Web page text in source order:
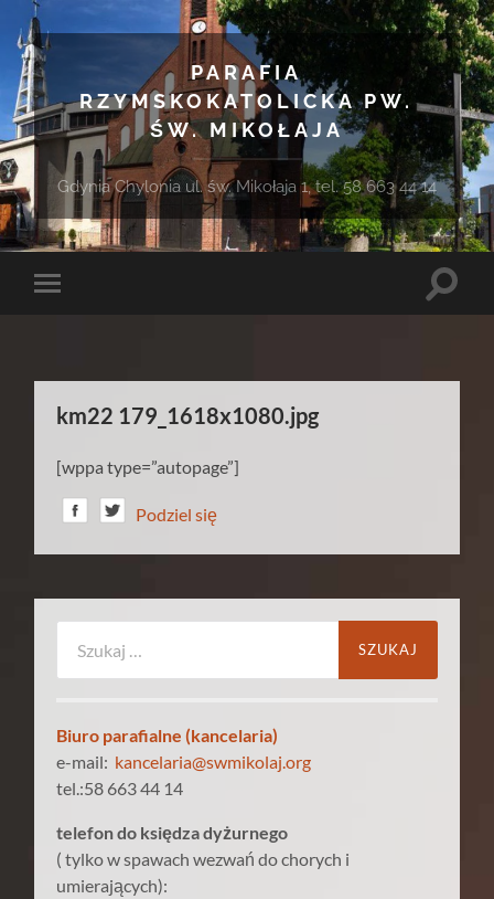
PARAFIA
RZYMSKOKATOLICKA PW.
ŚW. MIKOŁAJA
Gdynia Chylonia ul. św. Mikołaja 1, tel. 58 663 44 14
Toggle
Toggle
km22 179_1618x1080.jpg
[wppa type=”autopage”]
Podziel się
Biuro parafialne (kancelaria)
e-mail: kancelaria@swmikolaj.org
tel.:58 663 44 14
telefon do księdza dyżurnego
( tylko w spawach wezwań do chorych i
umierających):